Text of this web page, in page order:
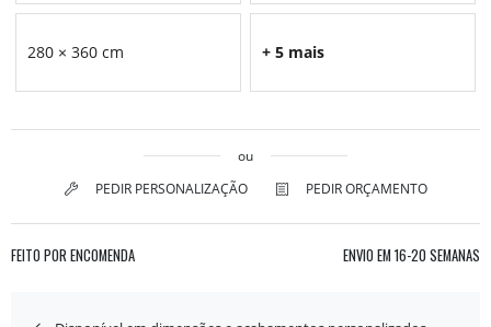
280 × 360 cm + 5 mais
ou
PEDIR PERSONALIZAÇÃO
PEDIR ORÇAMENTO
FEITO POR ENCOMENDA ENVIO EM 16-20 SEMANAS